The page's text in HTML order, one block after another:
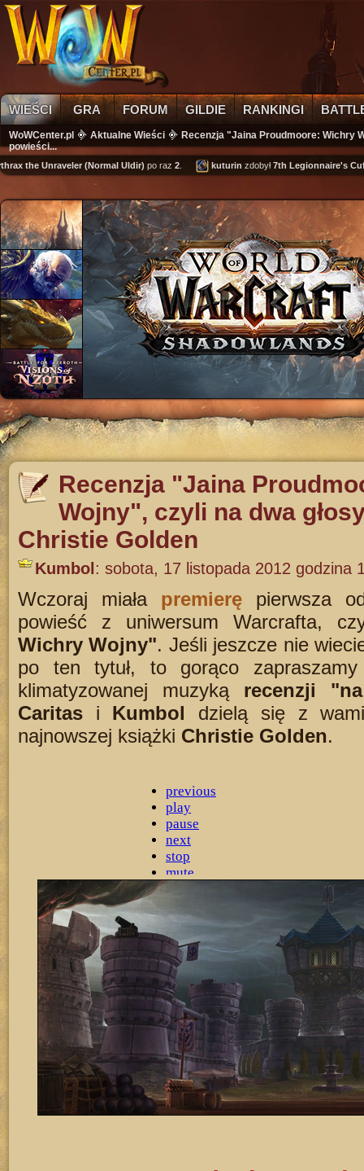
WIEŚCI GRA FORUM GILDIE RANKINGI
WoWCenter.pl Aktualne Wieści
Recenzja "Jaina Proudmoore: Wichry
powieści...
Unraveler (Normal Uldir)po raz 2. kuturinzdobył 7th Legionnaire's Cuffs.
Recenzja "Jaina
Wojny", czyli na dwa
Christie Golden
Kumbol : sobota, 17 listopada 2012 godzina
Wczoraj miała premierę pierwsza
powieść z uniwersum Warcrafta,
Wichry Wojny". Jeśli jeszcze nie
po ten tytuł, to gorąco
klimatyzowanej muzyką recenzji
Caritas i Kumbol dzielą się z
najnowszej książki Christie Golden.